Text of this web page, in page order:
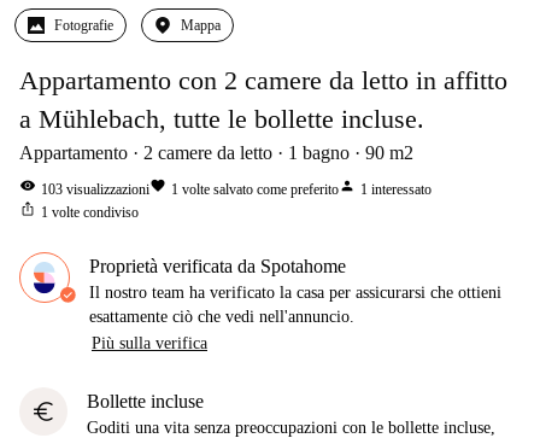
Fotografie Mappa
Appartamento con 2 camere da letto in affitto
a Mühlebach, tutte le bollette incluse.
Appartamento 2 camere da letto 1 bagno 90 m2
visibility 103 visualizzazionifavorite 1 volte salvato come preferitoperson 1 interessato
ios_share 1 volte condiviso
Proprietà verificata da Spotahome
Il nostro team ha verificato la casa per assicurarsi che ottieni
esattamente ciò che vedi nell'annuncio.
Più sulla verifica
euro Bollette incluse
Goditi una vita senza preoccupazioni con le bollette incluse,